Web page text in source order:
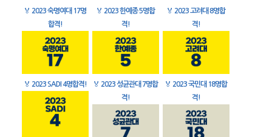
🏅 2023 숙명여대 17명
합격!
🏅 2023 한예종 5명합
격!
🏅 2023 고려대 8명합
격!
🏅 2023 SADI 4명합격! 🏅 2023 성균관대 7명합
격!
🏅 2023 국민대 18명합
격!